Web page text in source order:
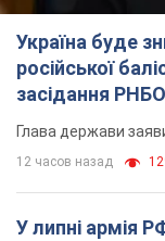
Україна буде
російської
засідання РНБО
Глава держави
12 часов назад
У липні армія